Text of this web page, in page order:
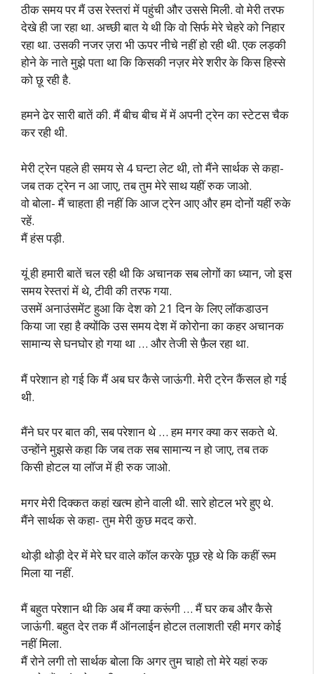
ठीक समय पर मैं उस रेस्तरां में पहुंची और उससे मिली. वो मेरी तरफ
देखे ही जा रहा था. अच्छी बात ये थी कि वो सिर्फ मेरे चेहरे को निहार
रहा था. उसकी नजर ज़रा भी ऊपर नीचे नहीं हो रही थी. एक लड़की
होने के नाते मुझे पता था कि किसकी नज़र मेरे शरीर के किस हिस्से
को छू रही है.
हमने ढेर सारी बातें की. मैं बीच बीच में में अपनी ट्रेन का स्टेटस चैक
कर रही थी.
मेरी ट्रेन पहले ही समय से 4 घन्टा लेट थी, तो मैंने सार्थक से कहा-
जब तक ट्रेन न आ जाए, तब तुम मेरे साथ यहीं रुक जाओ.
वो बोला- मैं चाहता ही नहीं कि आज ट्रेन आए और हम दोनों यहीं रुके
रहें.
मैं हंस पड़ी.
यूं ही हमारी बातें चल रही थी कि अचानक सब लोगों का ध्यान, जो इस
समय रेस्तरां में थे, टीवी की तरफ गया.
उसमें अनाउंसमेंट हुआ कि देश को 21 दिन के लिए लॉकडाउन
किया जा रहा है क्योंकि उस समय देश में कोरोना का कहर अचानक
सामान्य से घनघोर हो गया था … और तेजी से फ़ैल रहा था.
मैं परेशान हो गई कि मैं अब घर कैसे जाऊंगी. मेरी ट्रेन कैंसल हो गई
थी.
मैंने घर पर बात की, सब परेशान थे … हम मगर क्या कर सकते थे.
उन्होंने मुझसे कहा कि जब तक सब सामान्य न हो जाए, तब तक
किसी होटल या लॉज में ही रुक जाओ.
मगर मेरी दिक्कत कहां खत्म होने वाली थी. सारे होटल भरे हुए थे.
मैंने सार्थक से कहा- तुम मेरी कुछ मदद करो.
थोड़ी थोड़ी देर में मेरे घर वाले कॉल करके पूछ रहे थे कि कहीं रूम
मिला या नहीं.
मैं बहुत परेशान थी कि अब मैं क्या करूंगी … मैं घर कब और कैसे
जाऊंगी. बहुत देर तक मैं ऑनलाईन होटल तलाशती रही मगर कोई
नहीं मिला.
मैं रोने लगी तो सार्थक बोला कि अगर तुम चाहो तो मेरे यहां रुक